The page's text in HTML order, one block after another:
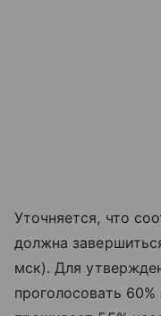
Уточняется, что
должна
мск). Для
проголосовать